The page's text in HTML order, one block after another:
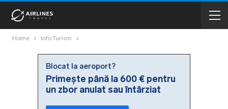
Home Info Turism